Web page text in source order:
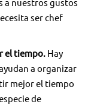
a nuestros gustos
ser chef
el tiempo. Hay
a organizar
mejor el tiempo
de